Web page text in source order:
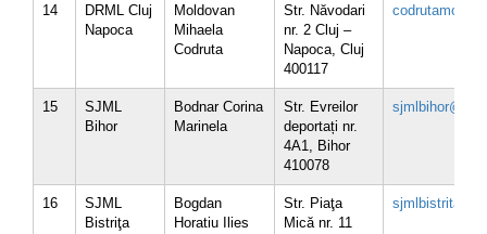
14
DRML Cluj
Napoca
Moldovan
Mihaela
Codruta
Str. Năvodari
nr. 2 Cluj –
Napoca, Cluj
400117
15
SJML
Bihor
Bodnar Corina
Marinela
Str. Evreilor
deportați nr.
4A1, Bihor
410078
16
SJML
Bistriţa
Bogdan
Horatiu Ilies
Str. Piaţa
Mică nr. 11